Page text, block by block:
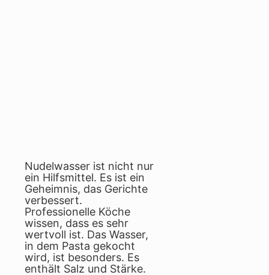
Nudelwasser ist nicht nur
ein Hilfsmittel. Es ist ein
Geheimnis, das Gerichte
verbessert.
Professionelle Köche
wissen, dass es sehr
wertvoll ist. Das Wasser,
in dem Pasta gekocht
wird, ist besonders. Es
enthält Salz und Stärke.